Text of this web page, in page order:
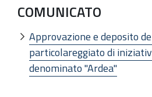
COMUNICATO
Approvazione e deposito
particolareggiato di
denominato "Ardea"